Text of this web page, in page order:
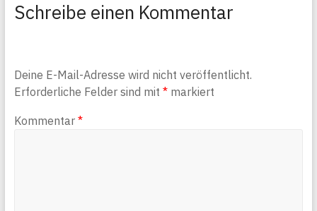
Schreibe einen Kommentar
Deine E-Mail-Adresse wird nicht veröffentlicht.
Erforderliche Felder sind mit *markiert
Kommentar *